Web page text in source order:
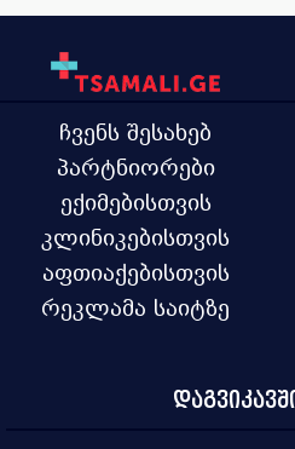
ჩვენს შესახებ
პარტნიორები
ექიმებისთვის
კლინიკებისთვის
აფთიაქებისთვის
რეკლამა საიტზე